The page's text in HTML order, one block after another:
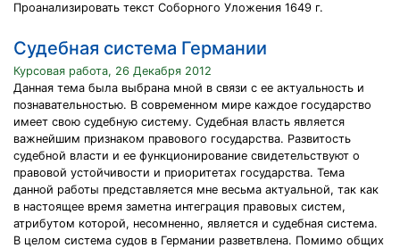
Проанализировать текст Соборного Уложения 1649 г.
Судебная система Германии
Курсовая работа, 26 Декабря 2012
Данная тема была выбрана мной в связи с ее актуальность и
познавательностью. В современном мире каждое государство
имеет свою судебную систему. Судебная власть является
важнейшим признаком правового государства. Развитость
судебной власти и ее функционирование свидетельствуют о
правовой устойчивости и приоритетах государства. Тема
данной работы представляется мне весьма актуальной, так как
в настоящее время заметна интеграция правовых систем,
атрибутом которой, несомненно, является и судебная система.
В целом система судов в Германии разветвлена. Помимо общих